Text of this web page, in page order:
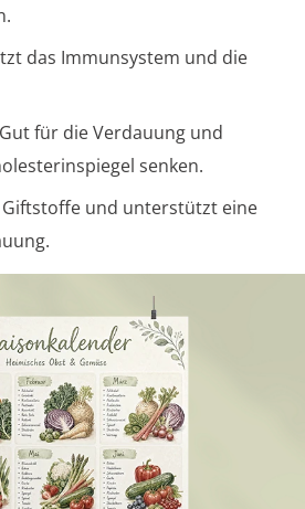
das Immunsystem und die
Gut für die Verdauung und
senken.
und unterstützt eine